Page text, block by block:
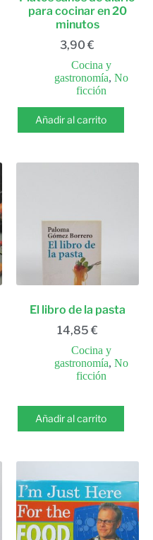
para cocinar en 20
minutos
3,90€
Cocina y
gastronomía,No
ficción
Añadir al carrito
El libro de la pasta
14,85 €
Cocina y
gastronomía,No
ficción
Añadir al carrito